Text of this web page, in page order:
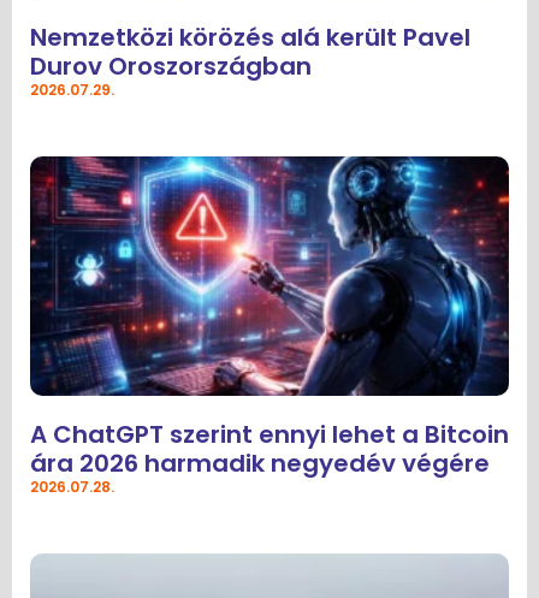
Nemzetközi körözés alá került Pavel
Durov Oroszországban
2026.07.29.
A ChatGPT szerint ennyi lehet a Bitcoin
ára 2026 harmadik negyedév végére
2026.07.28.